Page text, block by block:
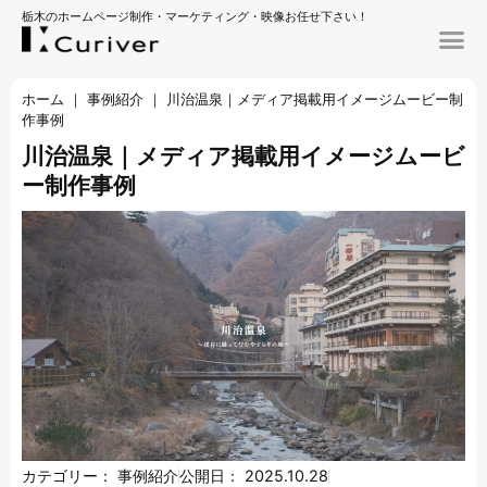
栃木のホームページ制作・マーケティング・映像お任せ下さい！
ホーム ｜ 事例紹介 ｜
川治温泉｜メディア掲載用イメージムービー制
作事例
川治温泉｜メディア掲載用イメージムービ
ー制作事例
カテゴリー： 事例紹介公開日：
2025.10.28